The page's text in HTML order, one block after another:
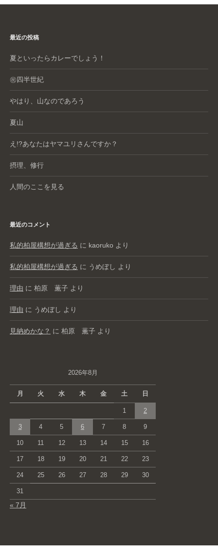
最近の投稿
夏といったらカレーでしょう！
㊗️四半世紀
やはり、山なのであろう
夏山
え!?あなたはヤマユリさんですか？
摂理、修行
人間のここを見る
最近のコメント
私的柏屋構想が過ぎる に kaoruko より
私的柏屋構想が過ぎる に うめぼし より
理由 に 柏原 薫子 より
理由 に うめぼし より
見納めかな？ に 柏原 薫子 より
2026年8月
月 火 水 木 金 土 日
1 2
3 4 5 6 7 8 9
10 11 12 13 14 15 16
17 18 19 20 21 22 23
24 25 26 27 28 29 30
31
« 7月